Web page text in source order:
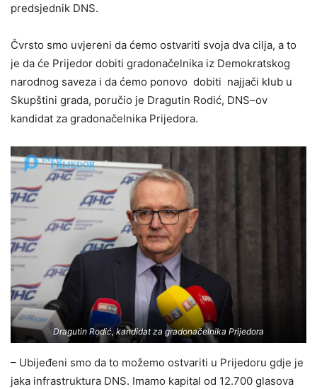
predsjednik DNS.
Čvrsto smo uvjereni da ćemo ostvariti svoja dva cilja, a to
je da će Prijedor dobiti gradonačelnika iz Demokratskog
narodnog saveza i da ćemo ponovo dobiti najjači klub u
Skupštini grada, poručio je Dragutin Rodić, DNS–ov
kandidat za gradonačelnika Prijedora.
Dragutin Rodić, kandidat za gradonačelnika Prijedora
– Ubijeđeni smo da to možemo ostvariti u Prijedoru gdje je
jaka infrastruktura DNS. Imamo kapital od 12.700 glasova